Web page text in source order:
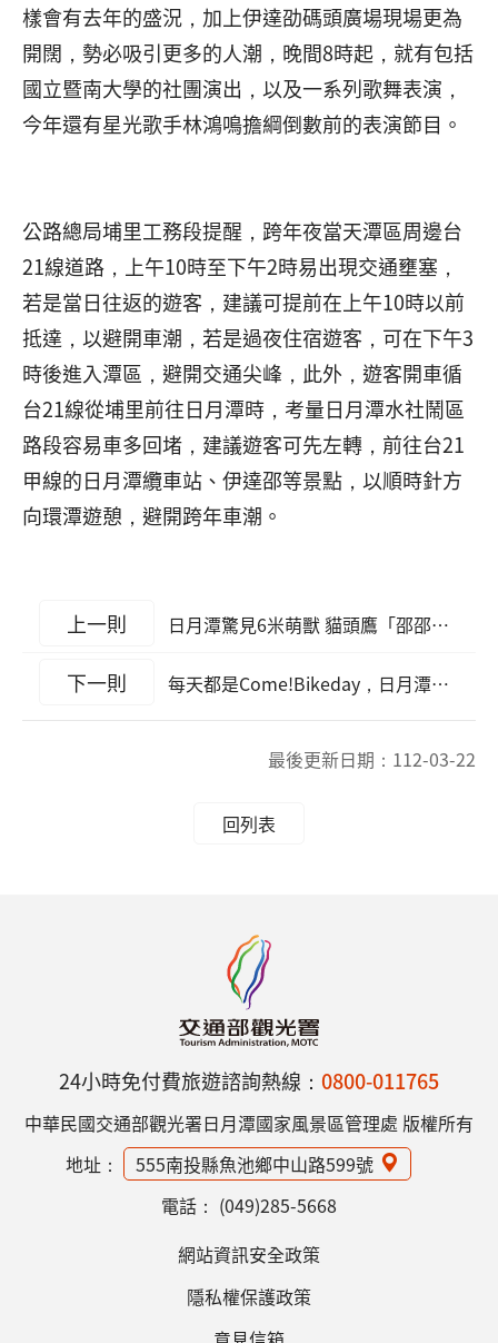
樣會有去年的盛況，加上伊達劭碼頭廣場現場更為
開闊，勢必吸引更多的人潮，晚間8時起，就有包括
國立暨南大學的社團演出，以及一系列歌舞表演，
今年還有星光歌手林鴻鳴擔綱倒數前的表演節目。
公路總局埔里工務段提醒，跨年夜當天潭區周邊台
21線道路，上午10時至下午2時易出現交通壅塞，
若是當日往返的遊客，建議可提前在上午10時以前
抵達，以避開車潮，若是過夜住宿遊客，可在下午3
時後進入潭區，避開交通尖峰，此外，遊客開車循
台21線從埔里前往日月潭時，考量日月潭水社鬧區
路段容易車多回堵，建議遊客可先左轉，前往台21
甲線的日月潭纜車站、伊達邵等景點，以順時針方
向環潭遊憩，避開跨年車潮。
上一則 日月潭驚見6米萌獸 貓頭鷹「邵邵」陪跨年
下一則 每天都是Come!Bikeday，日月潭自行車嘉年華主題日精彩呈現
最後更新日期： 112-03-22
回列表
24小時免付費旅遊諮詢熱線： 0800-011765
中華民國交通部觀光署日月潭國家風景區管理處 版權所有
地址：
555南投縣魚池鄉中山路599號
電話： (049)285-5668
網站資訊安全政策
隱私權保護政策